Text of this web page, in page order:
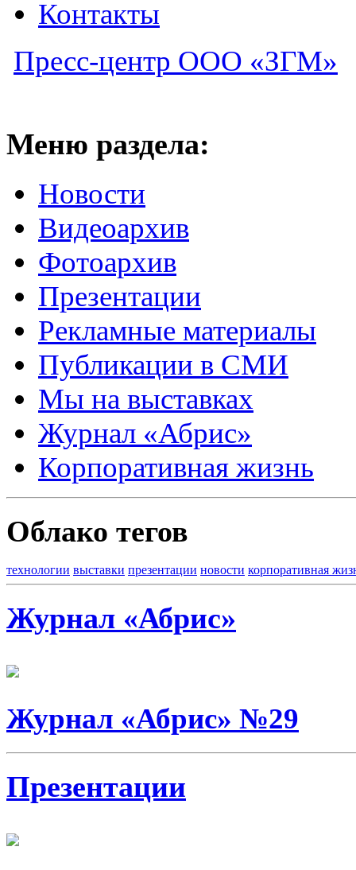
Контакты
Пресс-центр ООО «ЗГМ»
Меню раздела:
Новости
Видеоархив
Фотоархив
Презентации
Рекламные материалы
Публикации в СМИ
Мы на выставках
Журнал «Абрис»
Корпоративная жизнь
Облако тегов
технологии выставки презентации новости корпоративная
Журнал «Абрис»
Журнал «Абрис» №29
Презентации